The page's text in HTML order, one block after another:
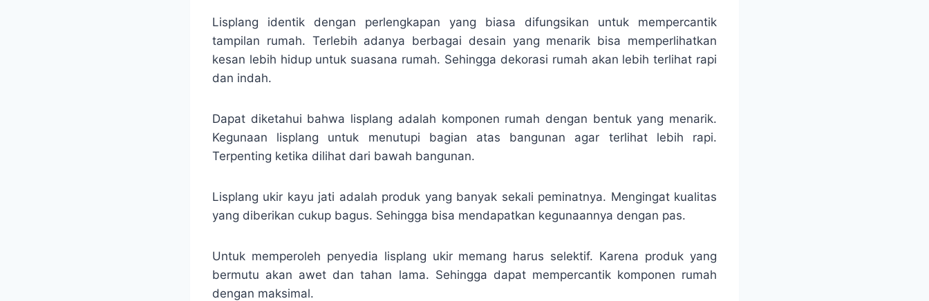
Lisplang identik dengan perlengkapan yang biasa difungsikan untuk mempercantik
tampilan rumah. Terlebih adanya berbagai desain yang menarik bisa memperlihatkan
kesan lebih hidup untuk suasana rumah. Sehingga dekorasi rumah akan lebih terlihat rapi
dan indah.
Dapat diketahui bahwa lisplang adalah komponen rumah dengan bentuk yang menarik.
Kegunaan lisplang untuk menutupi bagian atas bangunan agar terlihat lebih rapi.
Terpenting ketika dilihat dari bawah bangunan.
Lisplang ukir kayu jati adalah produk yang banyak sekali peminatnya. Mengingat kualitas
yang diberikan cukup bagus. Sehingga bisa mendapatkan kegunaannya dengan pas.
Untuk memperoleh penyedia lisplang ukir memang harus selektif. Karena produk yang
bermutu akan awet dan tahan lama. Sehingga dapat mempercantik komponen rumah
dengan maksimal.